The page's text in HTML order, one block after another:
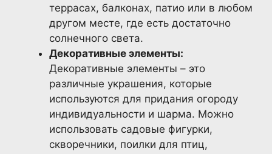
террасах, балконах, патио или в любом
другом месте, где есть достаточно
солнечного света.
Декоративные элементы:
Декоративные элементы – это
различные украшения, которые
используются для придания огороду
индивидуальности и шарма. Можно
использовать садовые фигурки,
скворечники, поилки для птиц,